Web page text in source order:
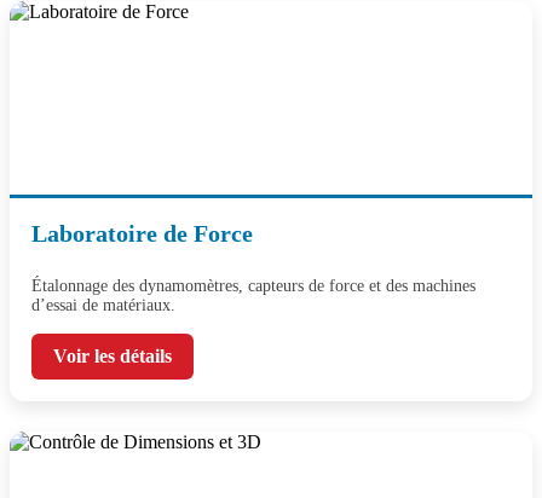
Laboratoire de Force
Étalonnage des dynamomètres, capteurs de force et des machines
d’essai de matériaux.
Voir les détails